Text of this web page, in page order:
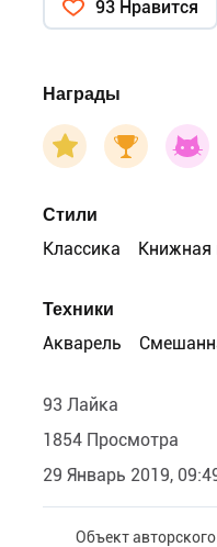
93 Нравится
Награды
Стили
Классика
Книжная
Техники
Акварель
93 Лайка
1854 Просмотра
29 Январь 2019,
Объект авторского